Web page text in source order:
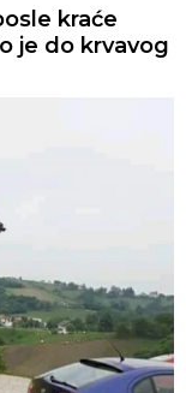
kraće
je do krvavog